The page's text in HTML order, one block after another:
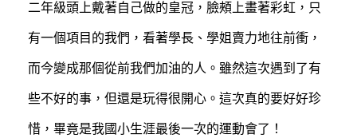
二年級頭上戴著自己做的皇冠，臉頰上畫著彩虹，只
有一個項目的我們，看著學長、學姐賣力地往前衝，
而今變成那個從前我們加油的人。雖然這次遇到了有
些不好的事，但還是玩得很開心。這次真的要好好珍
惜，畢竟是我國小生涯最後一次的運動會了！